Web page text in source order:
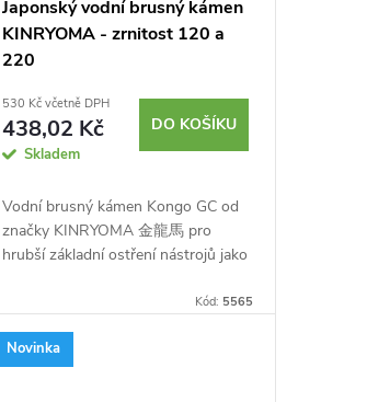
Japonský vodní brusný kámen
KINRYOMA - zrnitost 120 a
220
530 Kč včetně DPH
438,02 Kč
Skladem
DO KOŠÍKU
Vodní brusný kámen Kongo GC od
značky KINRYOMA 金龍馬 pro
hrubší základní ostření nástrojů jako
dláta. Zrnitost 120/220. Vyrobeno v
Japonsku.
Kód: 5565
Novinka